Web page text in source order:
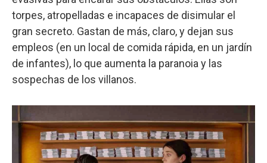
torpes, atropelladas e incapaces de disimular el
gran secreto. Gastan de más, claro, y dejan sus
empleos (en un local de comida rápida, en un jardín
de infantes), lo que aumenta la paranoia y las
sospechas de los villanos.